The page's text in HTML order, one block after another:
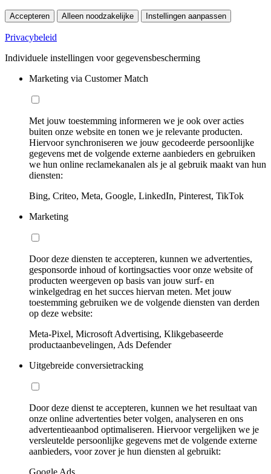
Accepteren Alleen noodzakelijke Instellingen aanpassen
Privacybeleid
Individuele instellingen voor gegevensbescherming
Marketing via Customer Match
Met jouw toestemming informeren we je ook over acties
buiten onze website en tonen we je relevante producten.
Hiervoor synchroniseren we jouw gecodeerde persoonlijke
gegevens met de volgende externe aanbieders en gebruiken
we hun online reclamekanalen als je al gebruik maakt van hun
diensten:
Bing, Criteo, Meta, Google, LinkedIn, Pinterest, TikTok
Marketing
Door deze diensten te accepteren, kunnen we advertenties,
gesponsorde inhoud of kortingsacties voor onze website of
producten weergeven op basis van jouw surf- en
winkelgedrag en het succes hiervan meten. Met jouw
toestemming gebruiken we de volgende diensten van derden
op deze website:
Meta-Pixel, Microsoft Advertising, Klikgebaseerde
productaanbevelingen, Ads Defender
Uitgebreide conversietracking
Door deze dienst te accepteren, kunnen we het resultaat van
onze online advertenties beter volgen, analyseren en ons
advertentieaanbod optimaliseren. Hiervoor vergelijken we je
versleutelde persoonlijke gegevens met de volgende externe
aanbieders, voor zover je hun diensten al gebruikt:
Google Ads